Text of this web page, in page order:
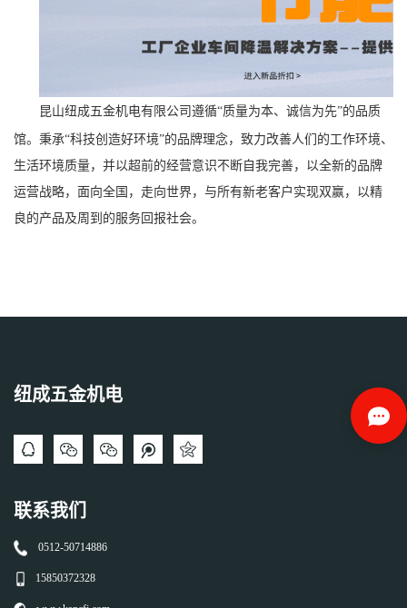
昆山纽成五金机电有限公司 遵循“质量为本、诚信为先”的品质
馆。秉承“科技创造好环境”的品牌理念，致力改善人们的工作环境、
生活环境质量，并以超前的经营意识不断自我完善，以全新的品牌
运营战略，面向全国，走向世界，与所有新老客户实现双赢，以精
良的产品及周到的服务回报社会。
纽成五金机电
联系我们
0512-50714886
15850372328